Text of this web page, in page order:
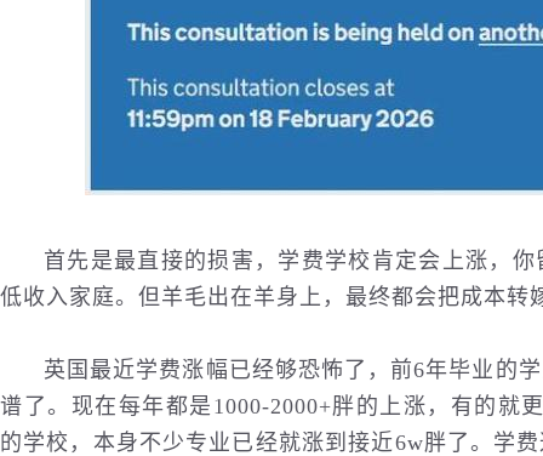
首先是最直接的损害，学费学校肯定会上涨，
低收入家庭。但羊毛出在羊身上，最终都会把成本转
英国最近学费涨幅已经够恐怖了，前6年毕业的
谱了。现在每年都是1000-2000+胖的上涨，有的就
的学校，本身不少专业已经就涨到接近6w胖了。学